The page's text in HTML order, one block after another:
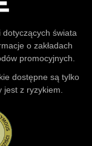
dotyczących świata
o zakładach
promocyjnych.
dostępne są tylko
z ryzykiem.